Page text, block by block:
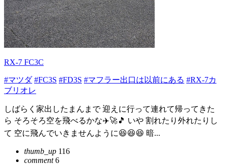
RX-7 FC3C
#マツダ #FC3S #FD3S #マフラー出口は以前にある #RX-7カ
ブリオレ
しばらく家出したまんまで 迎えに行って連れて帰ってきた
ら そろそろ空を飛べるかな✈️🚀🎵 いや 割れたり外れたりし
て 空に飛んでいきませんように😆😆😆 暗...
thumb_up 116
comment6